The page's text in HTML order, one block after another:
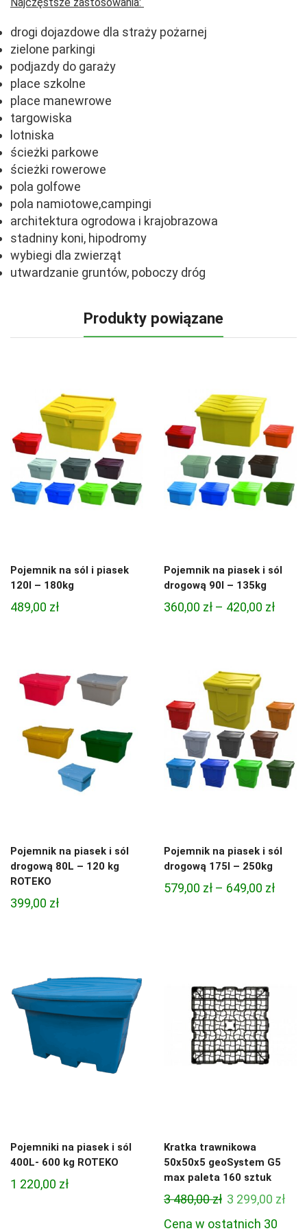
drogi dojazdowe dla straży pożarnej
zielone parkingi
podjazdy do garaży
place szkolne
place manewrowe
targowiska
lotniska
ścieżki parkowe
ścieżki rowerowe
pola golfowe
pola namiotowe,campingi
architektura ogrodowa i krajobrazowa
stadniny koni, hipodromy
wybiegi dla zwierząt
utwardzanie gruntów, poboczy dróg
Produkty powiązane
Pojemnik na sól i piasek
120l – 180kg
489,00 zł
Pojemnik na piasek i sól
drogową 90l – 135kg
360,00 zł – 420,00 zł
Pojemnik na piasek i sól
drogową 80L – 120 kg
ROTEKO
399,00 zł
Pojemnik na piasek i sól
drogową 175l – 250kg
579,00 zł – 649,00 zł
Pojemniki na piasek i sól
400L- 600 kg ROTEKO
1 220,00 zł
Kratka trawnikowa
50x50x5 geoSystem G5
max paleta 160 sztuk
3 480,00zł Pierwotna
cena
3 299,00 zł
Cena w ostatnich 30